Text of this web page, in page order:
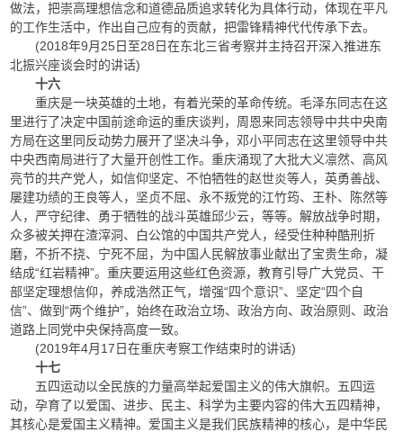
做法，把崇高理想信念和道德品质追求转化为具体行动，体现在平凡
的工作生活中，作出自己应有的贡献，把雷锋精神代代传承下去。
(2018年9月25日至28日在东北三省考察并主持召开深入推进东
北振兴座谈会时的讲话)
十六
重庆是一块英雄的土地，有着光荣的革命传统。毛泽东同志在这
里进行了决定中国前途命运的重庆谈判，周恩来同志领导中共中央南
方局在这里同反动势力展开了坚决斗争，邓小平同志在这里领导中共
中央西南局进行了大量开创性工作。重庆涌现了大批大义凛然、高风
亮节的共产党人，如信仰坚定、不怕牺牲的赵世炎等人，英勇善战、
屡建功绩的王良等人，坚贞不屈、永不叛党的江竹筠、王朴、陈然等
人，严守纪律、勇于牺牲的战斗英雄邱少云，等等。解放战争时期，
众多被关押在渣滓洞、白公馆的中国共产党人，经受住种种酷刑折
磨，不折不挠、宁死不屈，为中国人民解放事业献出了宝贵生命，凝
结成“红岩精神”。重庆要运用这些红色资源，教育引导广大党员、干
部坚定理想信仰，养成浩然正气，增强“四个意识”、坚定“四个自
信”、做到“两个维护”，始终在政治立场、政治方向、政治原则、政治
道路上同党中央保持高度一致。
(2019年4月17日在重庆考察工作结束时的讲话)
十七
五四运动以全民族的力量高举起爱国主义的伟大旗帜。五四运
动，孕育了以爱国、进步、民主、科学为主要内容的伟大五四精神，
其核心是爱国主义精神。爱国主义是我们民族精神的核心，是中华民